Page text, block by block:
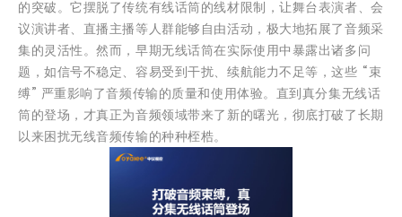
的突破。它摆脱了传统有线话筒的线材限制，让舞台表演者、会
议演讲者、直播主播等人群能够自由活动，极大地拓展了音频采
集的灵活性。然而，早期无线话筒在实际使用中暴露出诸多问
题，如信号不稳定、容易受到干扰、续航能力不足等，这些 “束
缚” 严重影响了音频传输的质量和使用体验。直到真分集无线话
筒的登场，才真正为音频领域带来了新的曙光，彻底打破了长期
以来困扰无线音频传输的种种桎梏。